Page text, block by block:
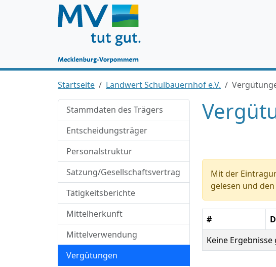
Startseite Landwert Schulbauernhof e.V.
Stammdaten des Trägers
Entscheidungsträger
Personalstruktur
Satzung/Gesellschaftsvertrag
Tätigkeitsberichte
Mittelherkunft
Mittelverwendung
Vergütungen
Mit der
gelesen und
#
Keine